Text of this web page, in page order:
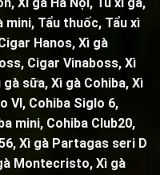
mini, Tẩu thuốc, Tẩu xì
Hanos, Xì gà
Cigar Vinaboss, Xì
gà sữa, Xì gà Cohiba, Xì
VI , Cohiba Siglo 6,
mini, Cohiba Club20,
, Xì gà Partagas seri D
Montecristo, Xì gà